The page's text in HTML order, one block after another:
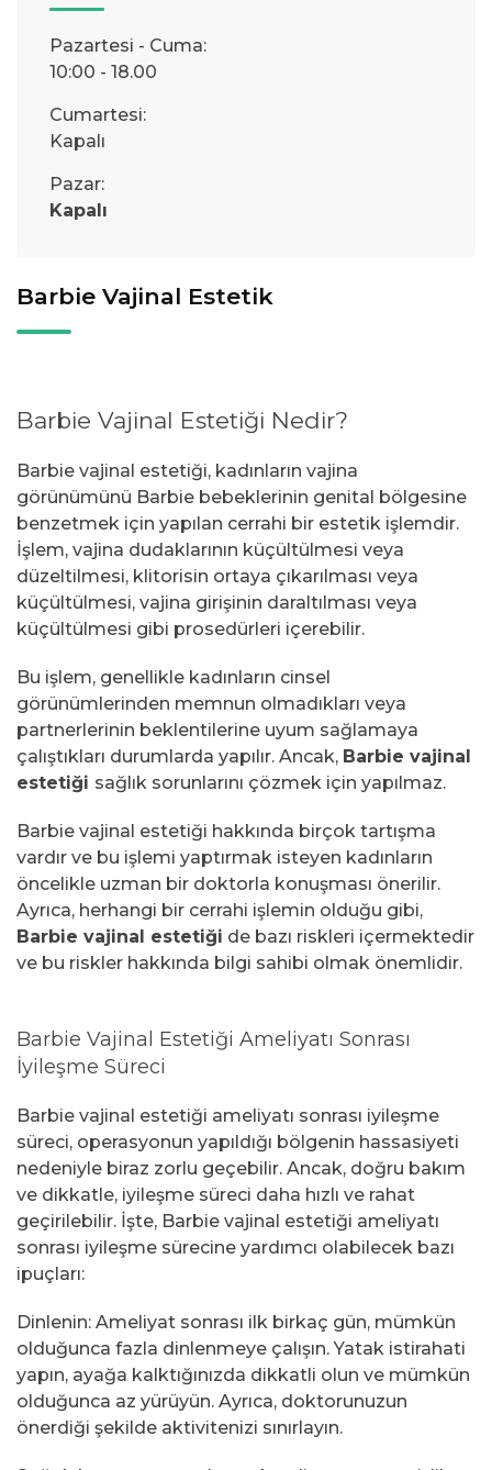
Pazartesi - Cuma:
10:00 - 18.00
Cumartesi:
Kapalı
Pazar:
Kapalı
Barbie Vajinal Estetik
Barbie Vajinal Estetiği Nedir?
Barbie vajinal estetiği, kadınların vajina
görünümünü Barbie bebeklerinin genital bölgesine
benzetmek için yapılan cerrahi bir estetik işlemdir.
İşlem, vajina dudaklarının küçültülmesi veya
düzeltilmesi, klitorisin ortaya çıkarılması veya
küçültülmesi, vajina girişinin daraltılması veya
küçültülmesi gibi prosedürleri içerebilir.
Bu işlem, genellikle kadınların cinsel
görünümlerinden memnun olmadıkları veya
partnerlerinin beklentilerine uyum sağlamaya
çalıştıkları durumlarda yapılır. Ancak, Barbie vajinal
estetiği sağlık sorunlarını çözmek için yapılmaz.
Barbie vajinal estetiği hakkında birçok tartışma
vardır ve bu işlemi yaptırmak isteyen kadınların
öncelikle uzman bir doktorla konuşması önerilir.
Ayrıca, herhangi bir cerrahi işlemin olduğu gibi,
Barbie vajinal estetiği de bazı riskleri içermektedir
ve bu riskler hakkında bilgi sahibi olmak önemlidir.
Barbie Vajinal Estetiği Ameliyatı Sonrası
İyileşme Süreci
Barbie vajinal estetiği ameliyatı sonrası iyileşme
süreci, operasyonun yapıldığı bölgenin hassasiyeti
nedeniyle biraz zorlu geçebilir. Ancak, doğru bakım
ve dikkatle, iyileşme süreci daha hızlı ve rahat
geçirilebilir. İşte, Barbie vajinal estetiği ameliyatı
sonrası iyileşme sürecine yardımcı olabilecek bazı
ipuçları:
Dinlenin: Ameliyat sonrası ilk birkaç gün, mümkün
olduğunca fazla dinlenmeye çalışın. Yatak istirahati
yapın, ayağa kalktığınızda dikkatli olun ve mümkün
olduğunca az yürüyün. Ayrıca, doktorunuzun
önerdiği şekilde aktivitenizi sınırlayın.